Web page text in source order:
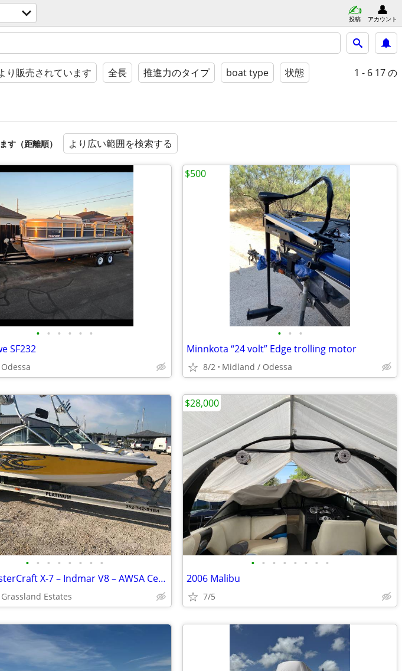
投稿 アカウント
り販売されています 全長 推進力のタイプ boat type 状態 1 - 6 17 の
す（距離順） より広い範囲を検索する
• • • • • •
SF232
Odessa
• • •
Minnkota “24 volt” Edge trolling motor
8/2 Midland / Odessa
$500
• • • • • • • •
2004 MasterCraft X-7 – Indmar V8 – AWSA Certified 807712
Grassland Estates
• • • • • • • •
2006 Malibu
7/5
$28,000